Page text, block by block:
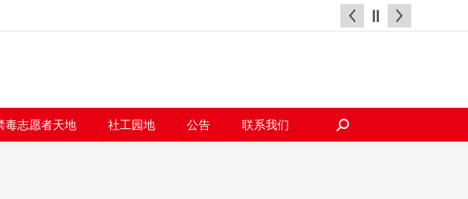
毒志愿者天地 社工园地 公告 联系我们
搜
规 禁毒志愿者天地 社工园地 公告 联系我们
搜